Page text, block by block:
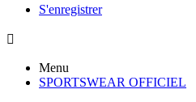
S'enregistrer

Menu
SPORTSWEAR OFFICIEL